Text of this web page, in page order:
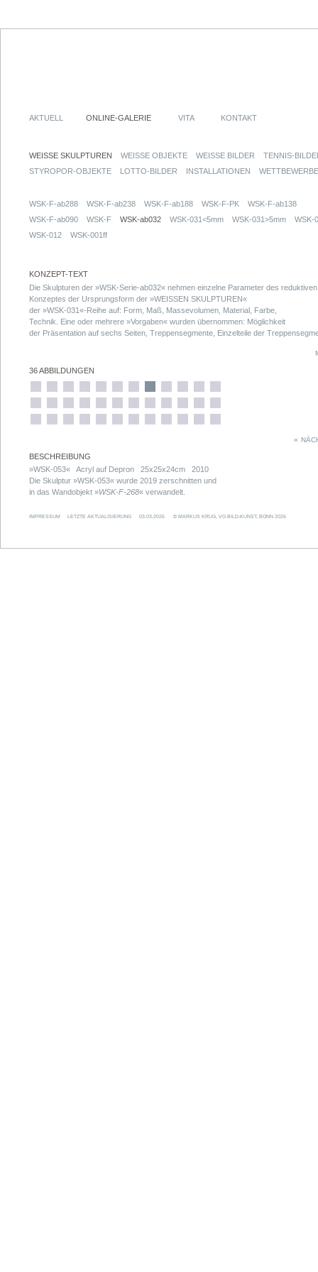
AKTUELL ONLINE-GALERIE VITA KONTAKT
WEISSE SKULPTUREN WEISSE OBJEKTE WEISSE BILDER
TENNIS-
STYROPOR-OBJEKTE
LOTTO-BILDER INSTALLATIONEN WETTBEWERBE
WSK-F-ab288 WSK-F-ab238 WSK-F-ab188 WSK-F-PK
WSK-F-ab138
WSK-F-ab090
WSK-F WSK-ab032 WSK-031<5mm WSK-031>5mm
WSK-
WSK-012
WSK-001ff
KONZEPT-TEXT
Die Skulpturen der »WSK-Serie-ab032« nehmen einzelne Parameter des reduktiven
Konzeptes der Ursprungsform der »WEISSEN SKULPTUREN«
der »WSK-031«-Reihe auf: Form, Maß, Massevolumen, Material, Farbe,
Technik. Eine oder mehrere »Vorgaben« wurden übernommen: Möglichkeit
der Präsentation auf sechs Seiten, Treppensegmente, Einzelteile der
36 ABBILDUNGEN
«
BESCHREIBUNG
»WSK-053« Acryl auf Depron 25x25x24cm 2010
Die Skulptur »WSK-053« wurde 2019 zerschnitten und
in das Wandobjekt »WSK-F-268« verwandelt.
IMPRESSUM LETZTE AKTUALISIERUNG 03.03.2026 © MARKUS KRUG, VG BILD-KUNST, BONN 2026